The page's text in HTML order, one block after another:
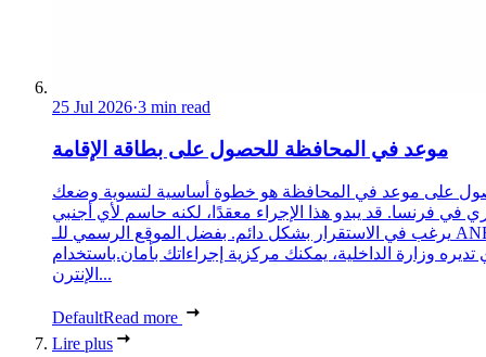
25 Jul 2026·3 min read
موعد في المحافظة للحصول على بطاقة الإقامة
على موعد في المحافظة هو خطوة أساسية لتسوية وضعك
في فرنسا. قد يبدو هذا الإجراء معقدًا، لكنه حاسم لأي أجنبي
يرغب في الاستقرار بشكل دائم. بفضل الموقع الرسمي للـ ANEF،
تديره وزارة الداخلية، يمكنك مركزية إجراءاتك بأمان.باستخدام
الإنترن...
DefaultRead more
Lire plus